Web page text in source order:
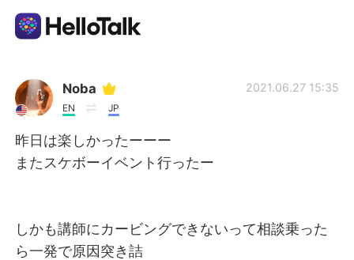
แอปแลกเปลี่ยนทางภาษา
ไทย
English 简体中文
Noba
EN JP
2021.06.27 15:35
昨日は楽しかったーーー
またスケボーイベント行ったー
しかも講師にカービングできないって相談乗った
ら一発で原因突き詰